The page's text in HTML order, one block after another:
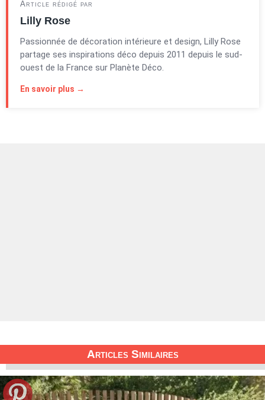
Article rédigé par
Lilly Rose
Passionnée de décoration intérieure et design, Lilly Rose
partage ses inspirations déco depuis 2011 depuis le sud-
ouest de la France sur Planète Déco.
En savoir plus →
Articles Similaires